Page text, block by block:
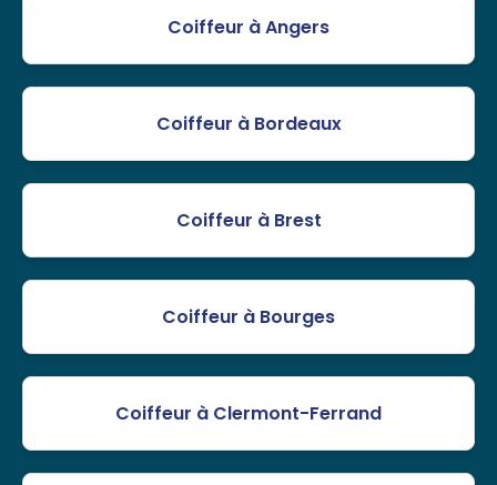
Coiffeur à Angers
Coiffeur à Bordeaux
Coiffeur à Brest
Coiffeur à Bourges
Coiffeur à Clermont-Ferrand